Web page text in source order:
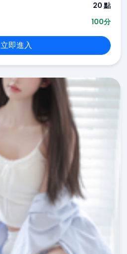
20 點
100分
立即進入